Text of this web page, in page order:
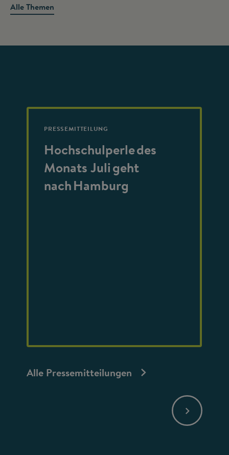
Alle Themen
PRESSEMITTEILUNG
Hochschulperle des
Monats Juli geht
nach Hamburg
Alle Pressemitteilungen